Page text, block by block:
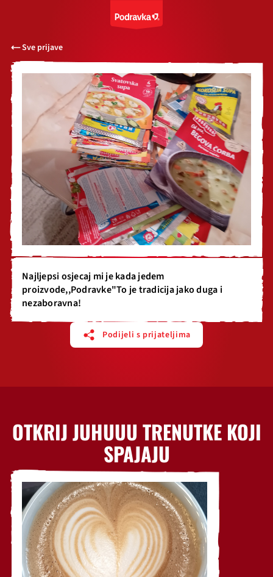
Sve prijave
Najljepsi osjecaj mi je kada jedem
proizvode,,Podravke"To je tradicija jako duga i
nezaboravna!
Podijeli s prijateljima
OTKRIJ JUHUUU TRENUTKE KOJI
SPAJAJU